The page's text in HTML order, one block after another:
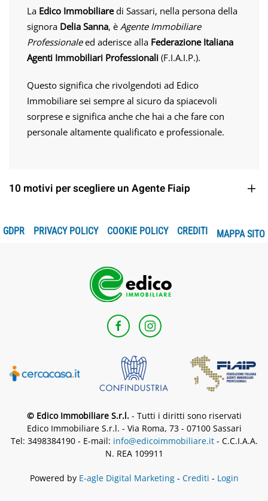
La Edico Immobiliaredi Sassari, nella persona della
signora Delia Sanna, è Agente Immobiliare
Professionaleed aderisce alla Federazione Italiana
Agenti Immobiliari Professionali (F.I.A.I.P.).
Questo significa che rivolgendoti ad Edico
Immobiliare sei sempre al sicuro da spiacevoli
sorprese e significa anche che hai a che fare con
personale altamente qualificato e professionale.
10 motivi per scegliere un Agente Fiaip
GDPR PRIVACY POLICY COOKIE POLICY CREDITI MAPPA SITO
© Edico Immobiliare S.r.l.- Tutti i diritti sono riservati
Edico Immobiliare S.r.l. - Via Roma, 73 - 07100 Sassari
Tel: 3498384190 - E-mail: info@edicoimmobiliare.it- C.C.I.A.A.
N. REA 109911
Powered by E-agle Digital Marketing- Crediti - Login